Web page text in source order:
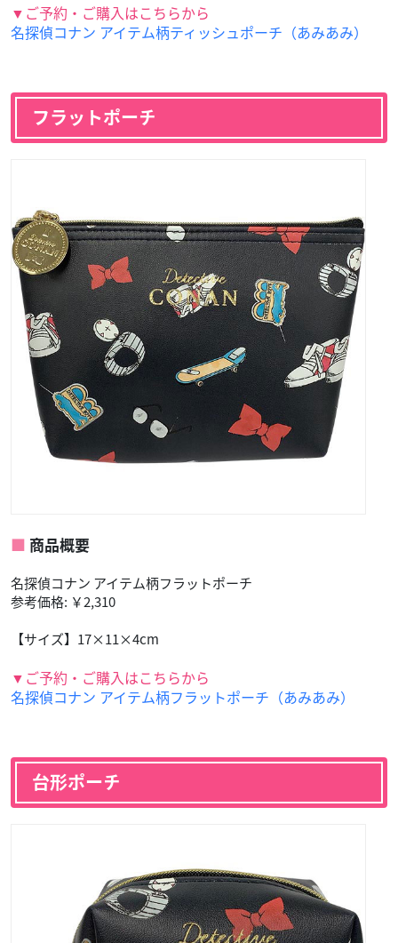
▼ご予約・ご購入はこちらから
名探偵コナン アイテム柄ティッシュポーチ（あみあみ）
フラットポーチ
商品概要
名探偵コナン アイテム柄フラットポーチ
参考価格: ￥2,310
【サイズ】17×11×4cm
▼ご予約・ご購入はこちらから
名探偵コナン アイテム柄フラットポーチ（あみあみ）
台形ポーチ